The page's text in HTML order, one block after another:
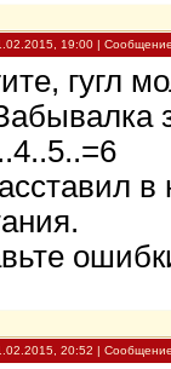
19:00 |
гугл
20:52 |